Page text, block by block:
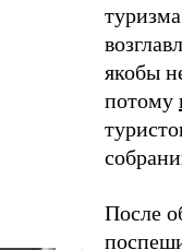
якобы
потому
После